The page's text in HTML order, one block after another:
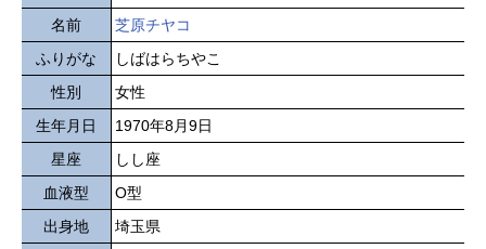
名前
芝原チヤコ
ふりがな
しばはらちやこ
性別
女性
生年月日
1970年8月9日
星座
しし座
血液型
O型
出身地
埼玉県